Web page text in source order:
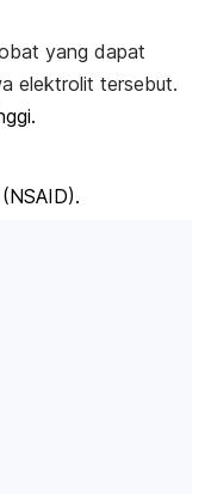
yang dapat
elektrolit tersebut.
(NSAID).